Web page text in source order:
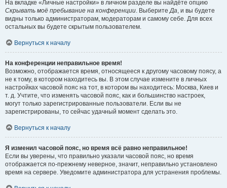
На вкладке «Личные настройки» в личном разделе вы найдёте опцию
Скрывать моё пребывание на конференции. ВыберитеДа, и вы будете
видны только администраторам, модераторам и самому себе. Для всех
остальных вы будете скрытым пользователем.
Вернуться к началу
На конференции неправильное время!
Возможно, отображается время, относящееся к другому часовому поясу, а
не к тому, в котором находитесь вы. В этом случае измените в личных
настройках часовой пояс на тот, в котором вы находитесь: Москва, Киев и
т. д. Учтите, что изменять часовой пояс, как и большинство настроек,
могут только зарегистрированные пользователи. Если вы не
зарегистрированы, то сейчас удачный момент сделать это.
Вернуться к началу
Я изменил часовой пояс, но время всё равно неправильное!
Если вы уверены, что правильно указали часовой пояс, но время
отображается по-прежнему неверное, значит, неправильно установлено
время на сервере. Уведомите администратора для устранения проблемы.